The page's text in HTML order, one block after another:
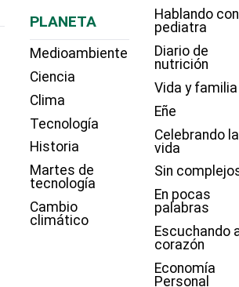
PLANETA
Medioambiente
Ciencia
Clima
Tecnología
Historia
Martes de
tecnología
Cambio
climático
Hablando con
pediatra
Diario de
nutrición
Vida y familia
Eñe
Celebrando la
vida
Sin
En pocas
palabras
Escuchando
corazón
Economía
Personal